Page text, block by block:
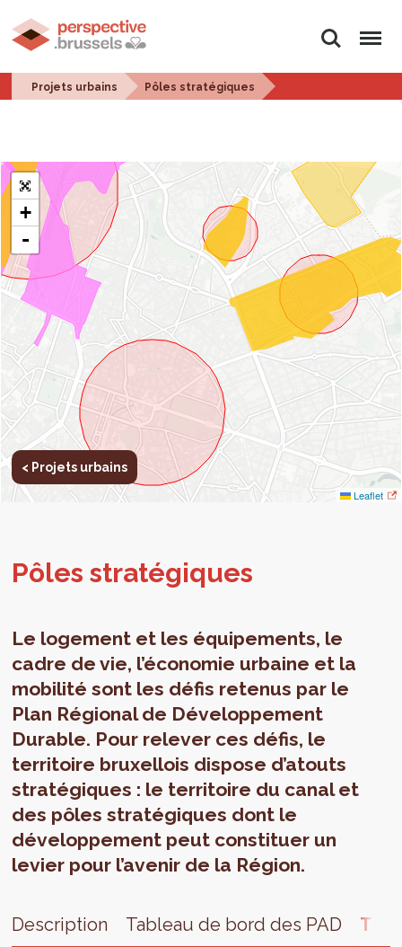
Rechercher
Menu
Projets urbains Pôles stratégiques
+
-
Leaflet
< Projets urbains
Pôles stra­té­giques
Le logement et les équipements, le
cadre de vie, l’économie urbaine et la
mobilité sont les défis retenus par le
Plan Régional de Développement
Durable. Pour relever ces défis, le
territoire bruxellois dispose d’atouts
stratégiques : le territoire du canal et
des pôles stratégiques dont le
développement peut constituer un
levier pour l’avenir de la Région.
Description Tableau de bord des PAD